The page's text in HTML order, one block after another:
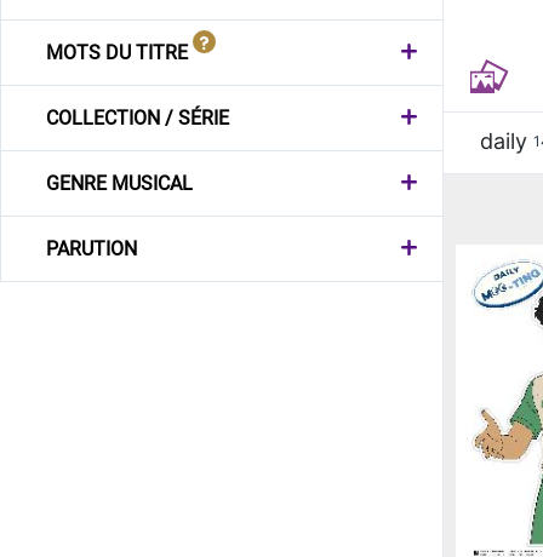
MOTS DU TITRE
COLLECTION / SÉRIE
GENRE MUSICAL
PARUTION
daily